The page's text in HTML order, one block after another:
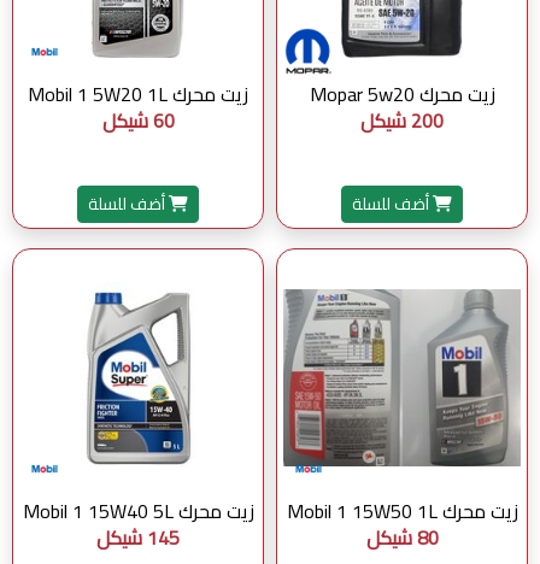
زيت محرك Mopar 5w20
200 شيكل
أضف للسلة
زيت محرك Mobil 1 5W20 1L
60 شيكل
أضف للسلة
زيت محرك Mobil 1 15W50 1L
80 شيكل
زيت محرك Mobil 1 15W40 5L
145 شيكل